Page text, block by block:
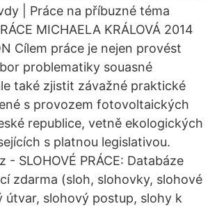
| Práce na příbuzné téma
MICHAELA KRÁLOVÁ 2014
Cílem práce je nejen provést
problematiky souasné
také zjistit závažné praktické
s provozem fotovoltaických
republice, vetně ekologických
s platnou legislativou.
- SLOHOVÉ PRÁCE: Databáze
zdarma (sloh, slohovky, slohové
útvar, slohový postup, slohy k